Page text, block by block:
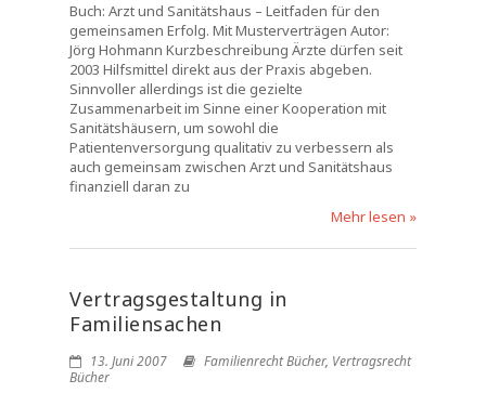
Buch: Arzt und Sanitätshaus – Leitfaden für den
gemeinsamen Erfolg. Mit Musterverträgen Autor:
Jörg Hohmann Kurzbeschreibung Ärzte dürfen seit
2003 Hilfsmittel direkt aus der Praxis abgeben.
Sinnvoller allerdings ist die gezielte
Zusammenarbeit im Sinne einer Kooperation mit
Sanitätshäusern, um sowohl die
Patientenversorgung qualitativ zu verbessern als
auch gemeinsam zwischen Arzt und Sanitätshaus
finanziell daran zu
Mehr lesen »
Vertragsgestaltung in
Familiensachen
13. Juni 2007 Familienrecht Bücher, Vertragsrecht
Bücher